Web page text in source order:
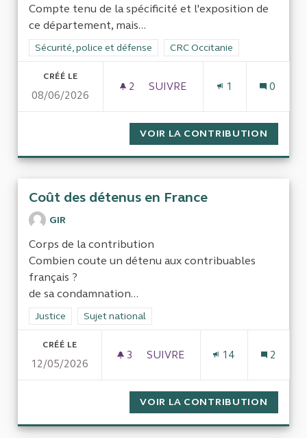
Compte tenu de la spécificité et l'exposition de
ce département, mais...
Filtrer les résultats de la catégorie : Sécurité, police et
Sécurité, police et défense Filtrer les résultats pour le
CRC Occitanie
CRÉÉ LE
08/06/2026
2 2 ABONNÉS
SUIVRE
1 0
VOIR LA CONTRIBUTION
Coût des détenus en France
GIR
Corps de la contribution
Combien coute un détenu aux contribuables
français ?
de sa condamnation...
Filtrer les résultats de la catégorie : Justice
Justice Filtrer les résultats pour le secteur : Sujet national
Sujet national
CRÉÉ LE
12/05/2026
3 3 ABONNÉS
SUIVRE
14 2
VOIR LA CONTRIBUTION